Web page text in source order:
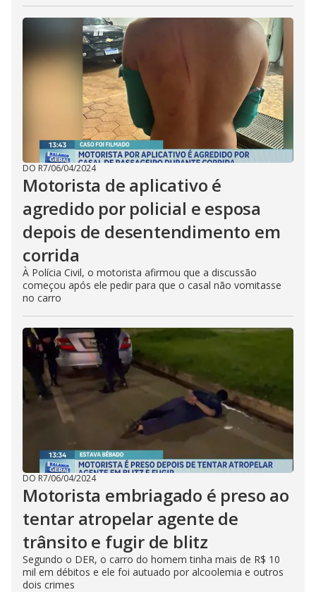
DO R7/06/04/2024
Motorista de aplicativo é
agredido por policial e esposa
depois de desentendimento em
corrida
À Polícia Civil, o motorista afirmou que a discussão
começou após ele pedir para que o casal não vomitasse
no carro
DO R7/06/04/2024
Motorista embriagado é preso ao
tentar atropelar agente de
trânsito e fugir de blitz
Segundo o DER, o carro do homem tinha mais de R$ 10
mil em débitos e ele foi autuado por alcoolemia e outros
dois crimes